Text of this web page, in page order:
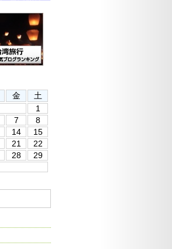
金
土
1
7
8
14
15
21
22
28
29